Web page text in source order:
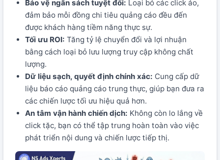
Bảo vệ ngân sách tuyệt đối: Loại bỏ các click ảo,
đảm bảo mỗi đồng chi tiêu quảng cáo đều đến
được khách hàng tiềm năng thực sự.
Tối ưu ROI: Tăng tỷ lệ chuyển đổi và lợi nhuận
bằng cách loại bỏ lưu lượng truy cập không chất
lượng.
Dữ liệu sạch, quyết định chính xác: Cung cấp dữ
liệu báo cáo quảng cáo trung thực, giúp bạn đưa ra
các chiến lược tối ưu hiệu quả hơn.
An tâm vận hành chiến dịch: Không còn lo lắng về
click tặc, bạn có thể tập trung hoàn toàn vào việc
phát triển nội dung và chiến lược tiếp thị.